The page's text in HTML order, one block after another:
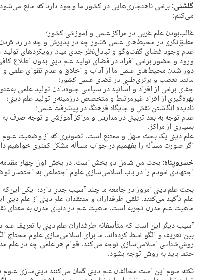
گلشنی:برخی ناهنجاری‌هایی در کشور ما وجود دارد که مانع
می‌کنم:
غالب‌بودن علم غربی در مراکز علمی و آموزشی کشور؛
مطلق‌نگری در محیط‌های علمی کشور چه در پذیرش و چه در رد کردن
عدم وجود فضای گفت‌وگو و تبادل‌نظر جدی میان رویکردهای تولید
ورود و حضور برخی افراد در فضای تولید علم دینی بدون اطلاع
دور شدن محیط‌های علمی ما از آداب و اخلاق و عدم تقوای علمی
مانند تعصب و برتری‌طلبی در فضای علمی کشور؛
جفای برخی از افراد و اساتید در سیاسی جلوه‌دادن تولید علمی
بهره‌گیری از افراد غیرمرتبط و متخصص درزمینه‌ی تولید علم دینی؛
نادیده انگاشتن نقش و جایگاه فرهنگ در پیشرفت علمی؛
عدم توجه به بعد تربیتی در مدارس و مراکز آموزشی و توجه صرف
بسیاری از مراکز.
علم دینی یک بحث سهل و ممتنع است. تصویری که از وضعیت علوم
اگر صورت مسأله را بفهمیم در جواب مسأله مشکل کمتری خواهیم
خسروپناه:بحث من شامل دو بخش است. در بخش اول چهار
اجتهادی خودم را در باب اسلامی‌سازی علوم اجتماعی به اختصار
بحث علم دینی امروز در جامعه ما چند آسیب جدی دارد؛ یکی این‌که
علم تأکید می‌کنند. تلقی طرفداران و منتقدان علم دینی از علم دینی
ماهیت علم مدرن تجربه است. ماهیت علم در دنیای مدرن به معنای
آسیب دیگر این است که متأسفانه طرفداران علم دینی با تعریف علم
بین تعریف و الگو خلط کرده‌اند. ما برای اسلامی‌سازی علوم محتاج
روش‌شناسی اسلامی‌سازی توجه می‌کند. قوام هر علمی چه در علم
حتماً باید به روش توجه بشود.
نکته سوم این است مخالفان علم دینی گمان می‌کنند دینی‌سازی